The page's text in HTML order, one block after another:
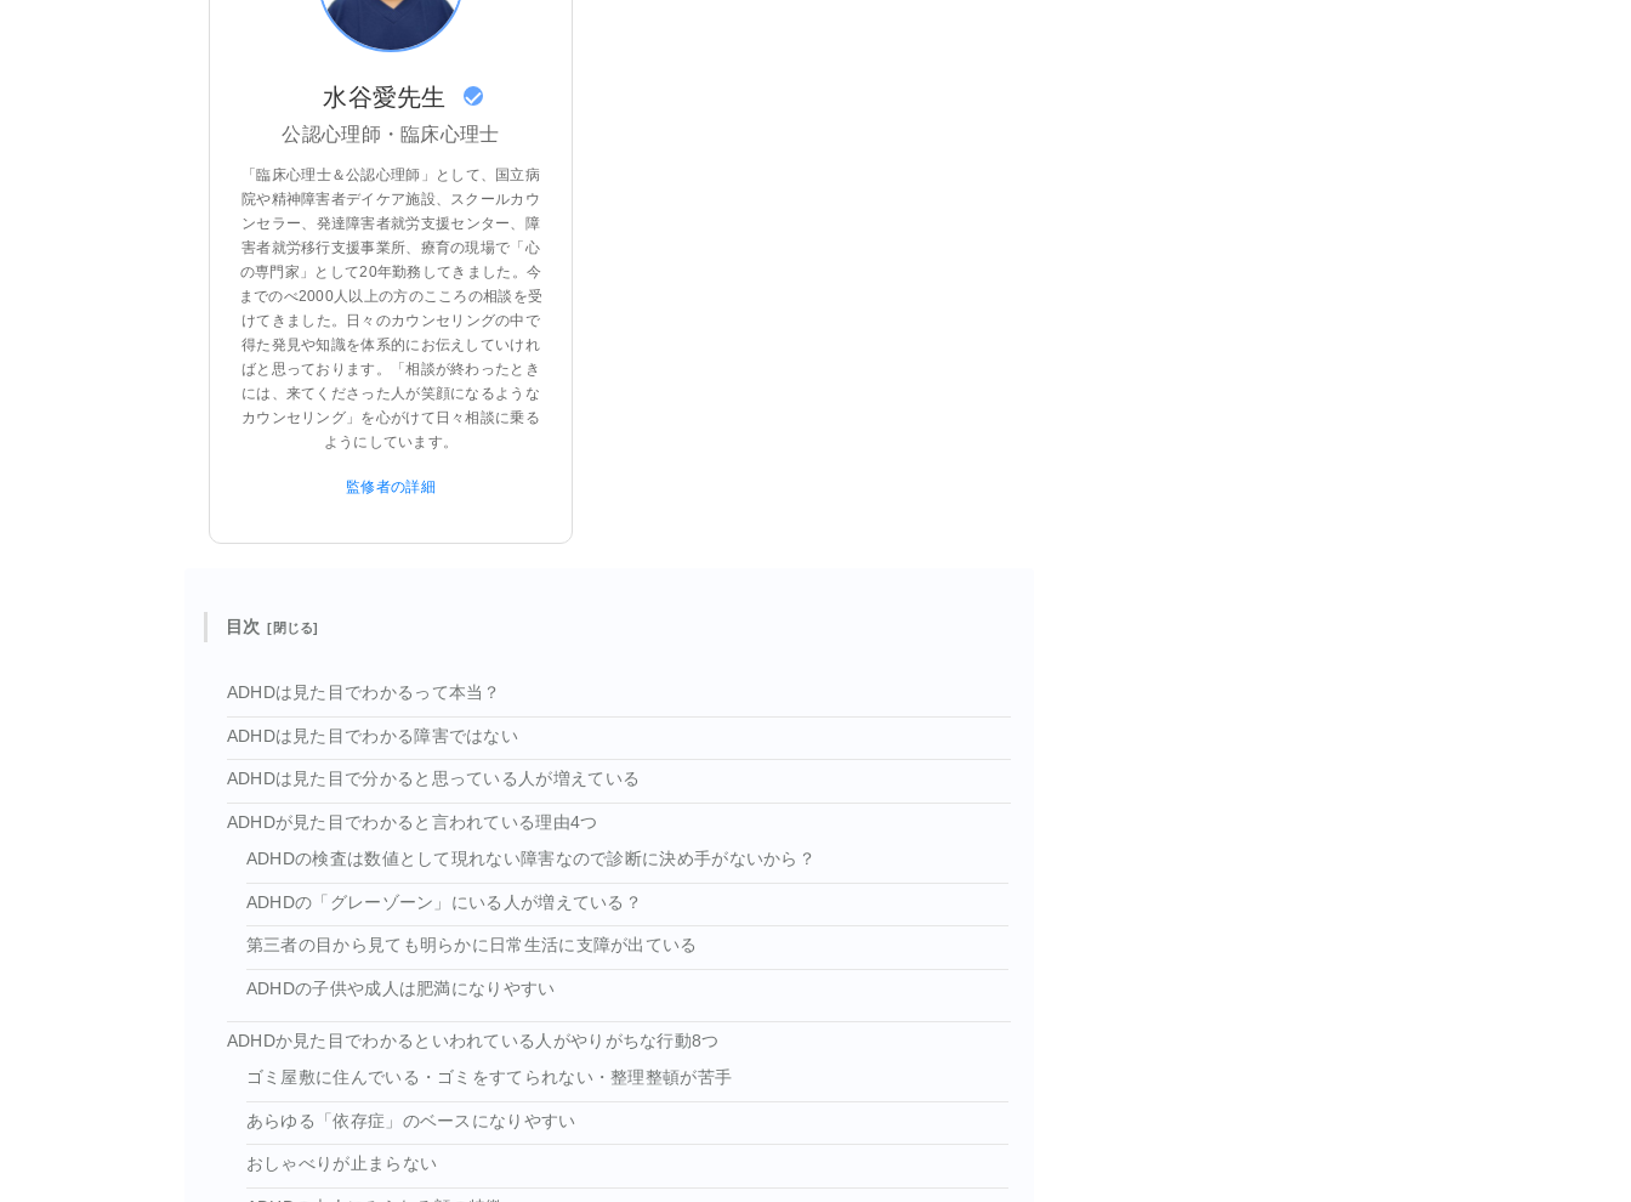
水谷愛先生
公認心理師・臨床心理士
「臨床心理士＆公認心理師」として、国立病
院や精神障害者デイケア施設、スクールカウ
ンセラー、発達障害者就労支援センター、障
害者就労移行支援事業所、療育の現場で「心
の専門家」として20年勤務してきました。今
までのべ2000人以上の方のこころの相談を受
けてきました。日々のカウンセリングの中で
得た発見や知識を体系的にお伝えしていけれ
ばと思っております。「相談が終わったとき
には、来てくださった人が笑顔になるような
カウンセリング」を心がけて日々相談に乗る
ようにしています。
監修者の詳細
目次
ADHDは見た目でわかるって本当？
ADHDは見た目でわかる障害ではない
ADHDは見た目で分かると思っている人が増えている
ADHDが見た目でわかると言われている理由4つ
ADHDの検査は数値として現れない障害なので診断に決め手がないから？
ADHDの「グレーゾーン」にいる人が増えている？
第三者の目から見ても明らかに日常生活に支障が出ている
ADHDの子供や成人は肥満になりやすい
ADHDか見た目でわかるといわれている人がやりがちな行動8つ
ゴミ屋敷に住んでいる・ゴミをすてられない・整理整頓が苦手
あらゆる「依存症」のベースになりやすい
おしゃべりが止まらない